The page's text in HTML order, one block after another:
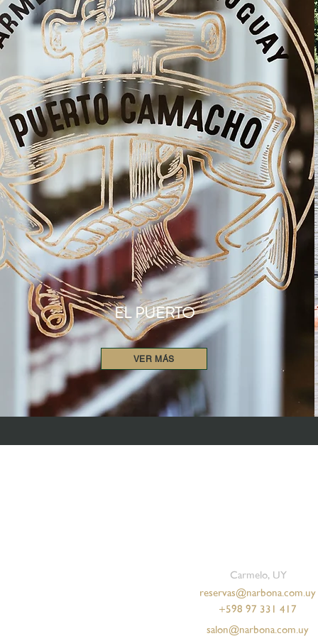
EL PUERTO
VER MÁS
Carmelo, UY
reservas@narbona.com.uy
+598 97 331 417
salon@narbona.com.uy